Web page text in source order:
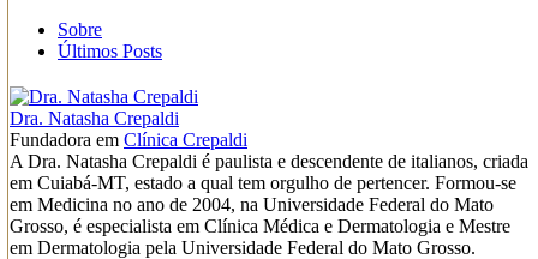
Sobre
Últimos Posts
Dra. Natasha Crepaldi
Fundadora em Clínica Crepaldi
A Dra. Natasha Crepaldi é paulista e descendente de italianos, criada
em Cuiabá-MT, estado a qual tem orgulho de pertencer. Formou-se
em Medicina no ano de 2004, na Universidade Federal do Mato
Grosso, é especialista em Clínica Médica e Dermatologia e Mestre
em Dermatologia pela Universidade Federal do Mato Grosso.